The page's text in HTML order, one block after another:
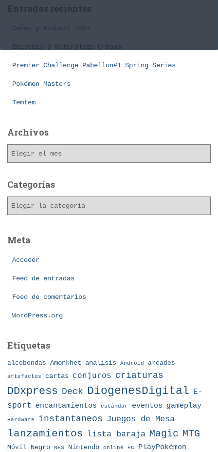
r
Entradas recientes
Cañas y Podcast 2024
Episodio 3 Naturaleza Urbana
Premier Challenge Pabellon#1 Spring Series
Pokémon Masters
Temtem
Archivos
h
o
Categorías
g
Meta
Acceder
Feed de entradas
Feed de comentarios
WordPress.org
Etiquetas
alcobendas Amonkhet analisis Android arcades
artefactos cartas conjuros criaturas
DDxpress Deck DiogenesDigital E-
sport
encantamientos estándar eventos gameplay
Hardware instantaneos Juegos de Mesa
lanzamientos lista baraja Magic MTG
Móvil Negro NES Nintendo online PC PlayPokémon